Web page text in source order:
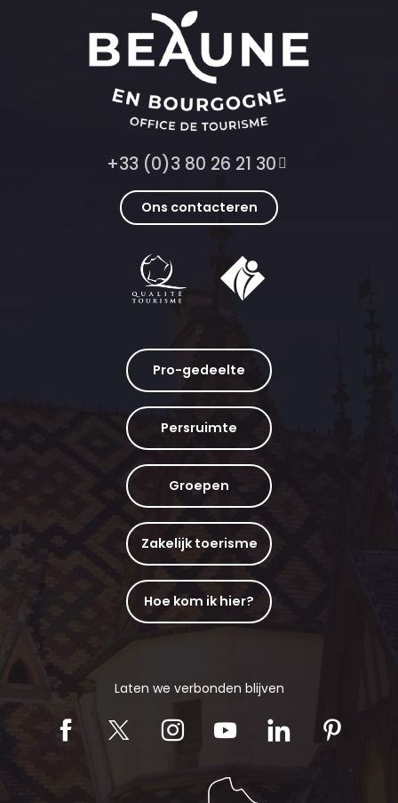
+33 (0)3 80 26 21 30
Ons contacteren
Pro-gedeelte
Persruimte
Groepen
Zakelijk toerisme
Hoe kom ik hier?
Laten we verbonden blijven